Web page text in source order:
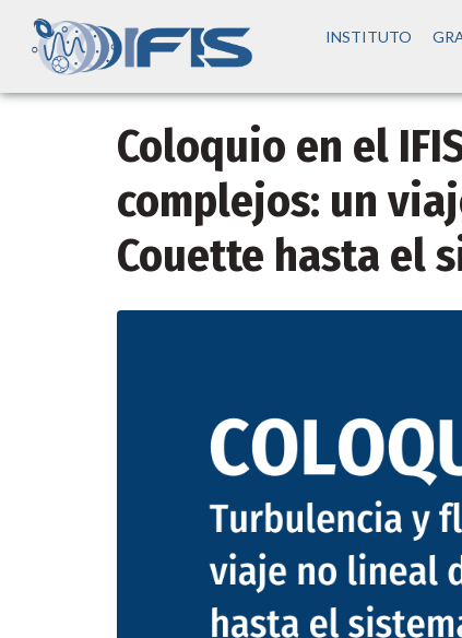
INSTITUTO
Coloquio en el
complejos: un
Couette hasta el